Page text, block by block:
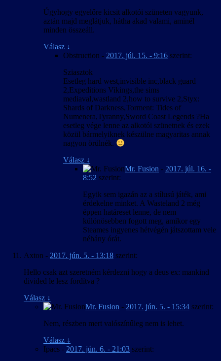
Úgyhogy egyelőre kicsit alkotói szüneten vagyunk,
aztán majd meglátjuk, hátha akad valami, aminél
minden összeáll.
Válasz ↓
Obstruction - 2017. júl. 15. - 9:16 szerint:
Sziasztok
Esetleg hard west,invisible inc,black guard
2,Expeditions Vikings,the sims
mediaval,wastland 2,how to survive 2,Styx:
Shards of Darkness,Torment: Tides of
Numenera,Tyranny,Sword Coast Legends ?Ha
esetleg vége lenne az alkotói szünetnek és ezek
közül bármelyiknek készülne magyaritas annak
nagyon örülnék.
Válasz ↓
Mr. Fusion - 2017. júl. 16. -
8:52 szerint:
Egyik sem igazán az a stílusú játék, ami
érdekelne minket. A Wasteland 2 még
éppen határeset lenne, de nem
különösebben fogott meg, amikor egy
Steames ingyenes hétvégén játszottam vele
néhány órát.
Axton - 2017. jún. 5. - 13:18 szerint:
Hello csak azt szeretném kérdezni hogy a deus ex: mankind
divided le lesz fordítva ?
Válasz ↓
Mr. Fusion - 2017. jún. 5. - 15:34 szerint:
Nem, részben mert valószínűleg nem is lehet.
Válasz ↓
Ipacs - 2017. jún. 6. - 21:03 szerint: